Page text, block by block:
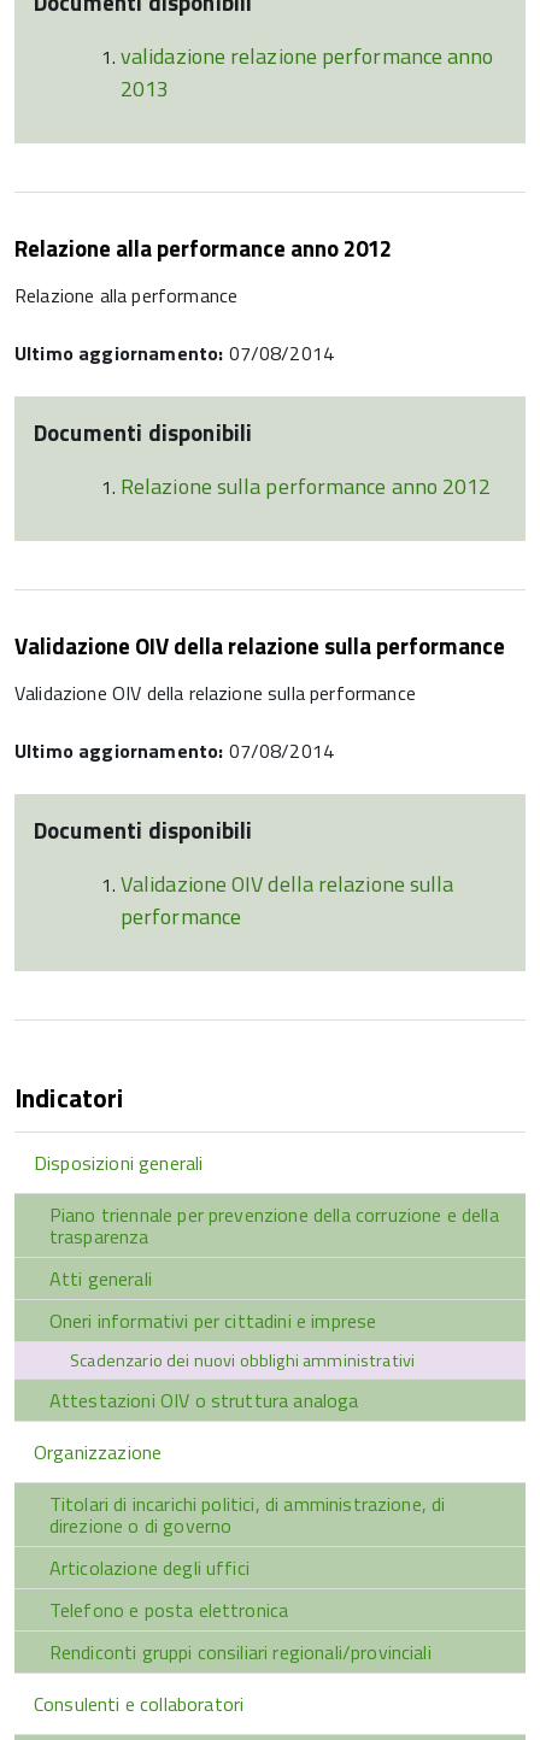
validazione relazione performance anno
2013
Relazione alla performance anno 2012
Relazione alla performance
Ultimo aggiornamento: 07/08/2014
Documenti disponibili
Relazione sulla performance anno 2012
Validazione OIV della relazione sulla performance
Validazione OIV della relazione sulla performance
Ultimo aggiornamento: 07/08/2014
Documenti disponibili
Validazione OIV della relazione sulla
performance
Indicatori
Disposizioni generali
Piano triennale per prevenzione della corruzione e della
trasparenza
Atti generali
Oneri informativi per cittadini e imprese
Scadenzario dei nuovi obblighi amministrativi
Attestazioni OIV o struttura analoga
Organizzazione
Titolari di incarichi politici, di amministrazione, di
direzione o di governo
Articolazione degli uffici
Telefono e posta elettronica
Rendiconti gruppi consiliari regionali/provinciali
Consulenti e collaboratori